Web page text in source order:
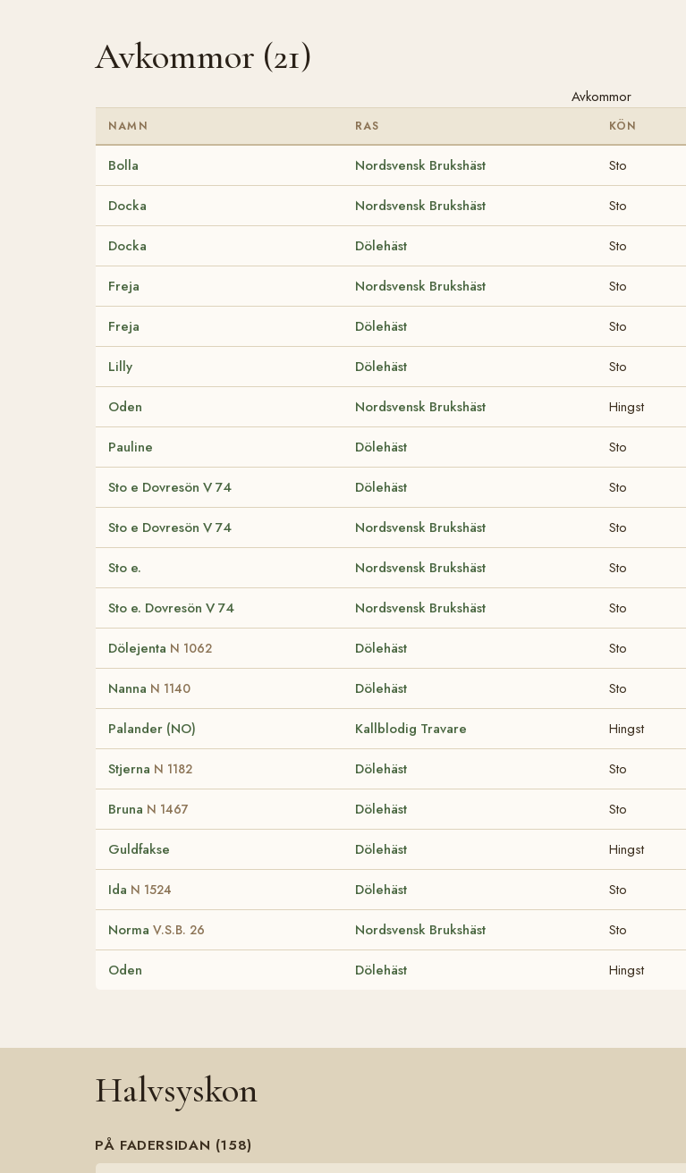
Avkommor (21)
Avkommor
NAMN RAS KÖN
Bolla Nordsvensk Brukshäst Sto
Docka Nordsvensk Brukshäst Sto
Docka Dölehäst Sto
Freja Nordsvensk Brukshäst Sto
Freja Dölehäst Sto
Lilly Dölehäst Sto
Oden Nordsvensk Brukshäst Hingst
Pauline Dölehäst Sto
Sto e Dovresön V 74 Dölehäst Sto
Sto e Dovresön V 74 Nordsvensk Brukshäst Sto
Sto e. Nordsvensk Brukshäst Sto
Sto e. Dovresön V 74 Nordsvensk Brukshäst Sto
Dölejenta N 1062 Dölehäst Sto
Nanna N 1140 Dölehäst Sto
Palander (NO) Kallblodig Travare Hingst
Stjerna N 1182 Dölehäst Sto
Bruna N 1467 Dölehäst Sto
Guldfakse Dölehäst Hingst
Ida N 1524 Dölehäst Sto
Norma V.S.B. 26 Nordsvensk Brukshäst Sto
Oden Dölehäst Hingst
Halvsyskon
PÅ FADERSIDAN (158)